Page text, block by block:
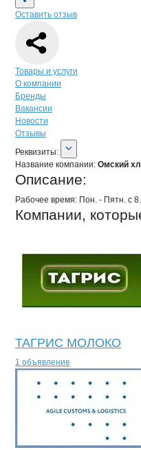
Оставить отзыв
Навигация по
Товары и услуги
О компании
Бренды
Вакансии
Новости
Отзывы
О компании
Реквизиты
Реквизиты:
Название компании: Омский
Описание:
Рабочее время: Пон. - Пятн. с
Компании,
ТАГРИС МОЛОКО
1 объявление